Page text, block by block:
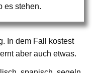
es stehen.
In dem Fall kostest
aber auch etwas.